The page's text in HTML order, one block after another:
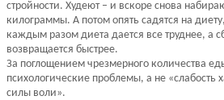
стройности. Худеют – и вскоре снова
килограммы. А потом опять садятся на
каждым разом диета дается все труднее, а
возвращается быстрее.
За поглощением чрезмерного количества
психологические проблемы, а не «слабость
силы воли».